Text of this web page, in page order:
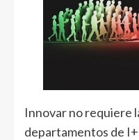
Innovar no requiere
departamentos de